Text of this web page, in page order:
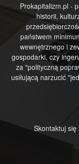
Prokapitalizm.pl -
historii,
państwem
wewnętrznego i
gospodarki, czy
za "polityczną
usiłującą narzucić
Skontaktuj się